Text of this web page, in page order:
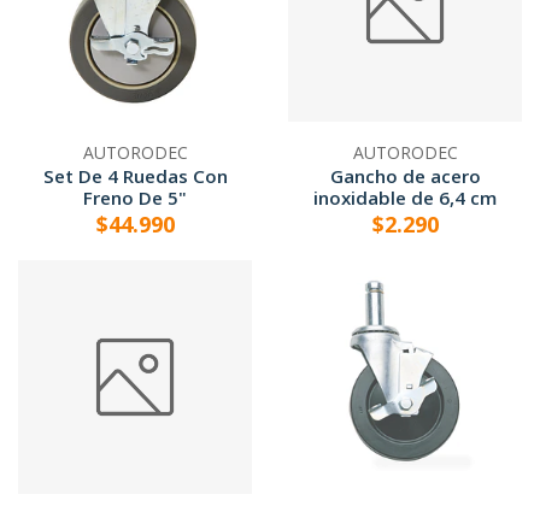
AUTORODEC
Set De 4 Ruedas Con
Freno De 5"
$44.990
AUTORODEC
Gancho de acero
inoxidable de 6,4 cm
$2.290